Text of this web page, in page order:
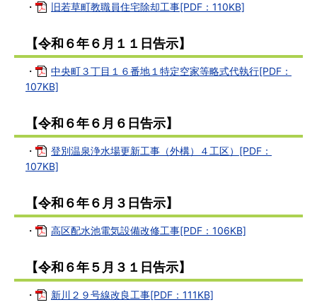
・ 旧若草町教職員住宅除却工事[PDF：110KB]
【令和６年６月１１日告示】
・
中央町３丁目１６番地１特定空家等略式代執行[PDF：
107KB]
【令和６年６月６日告示】
・
登別温泉浄水場更新工事（外構）４工区）[PDF：
107KB]
【令和６年６月３日告示】
・ 高区配水池電気設備改修工事[PDF：106KB]
【令和６年５月３１日告示】
・ 新川２９号線改良工事[PDF：111KB]